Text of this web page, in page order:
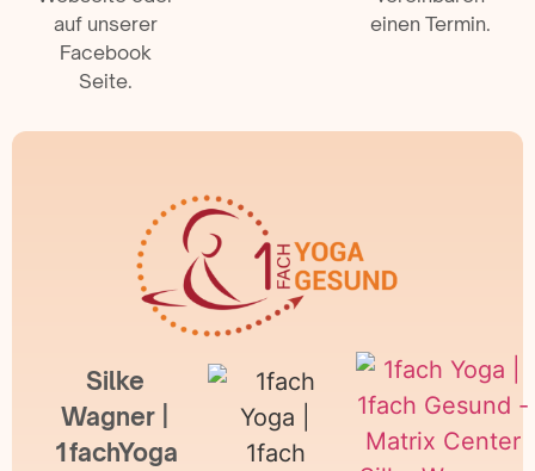
auf unserer
Facebook
Seite.
einen Termin.
Silke
Wagner |
1fachYoga